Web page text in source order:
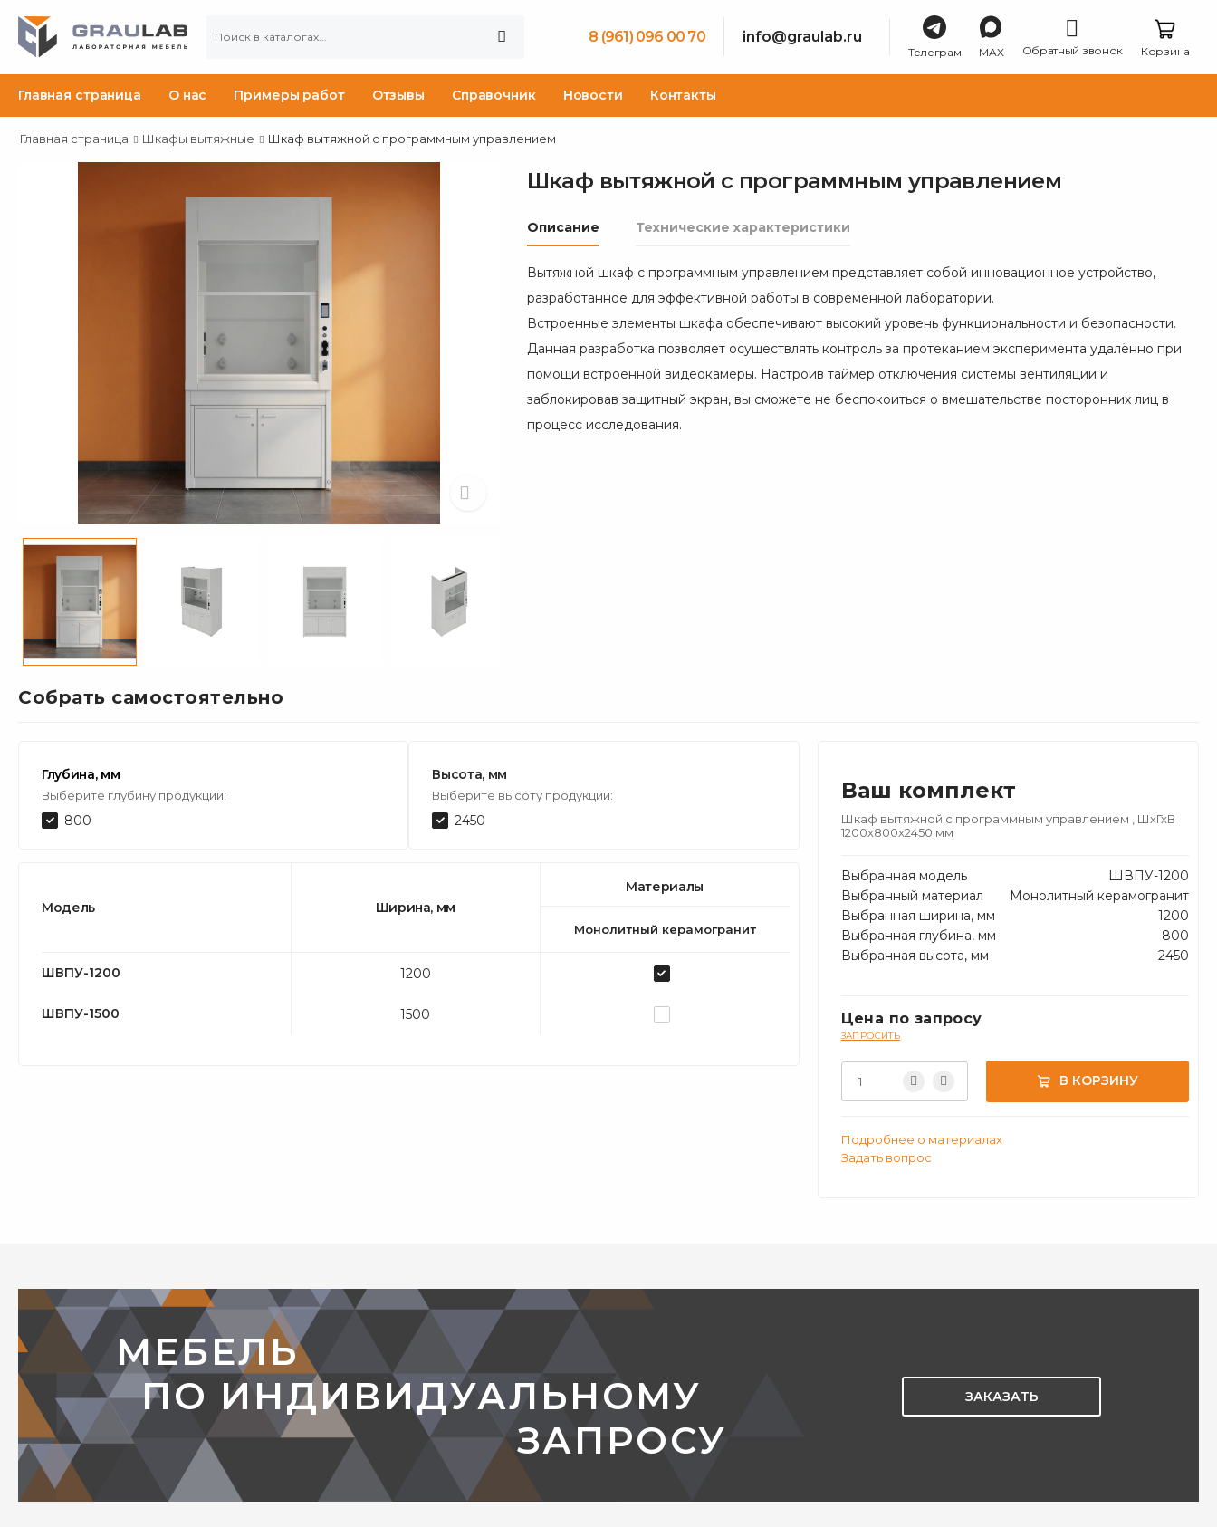
8 (961) 096 00 70 info@graulab.ru
Телеграм MAX Обратный звонок Корзина
Главная страница О нас Примеры работ Отзывы Справочник Новости Контакты
Главная страница Шкафы вытяжные Шкаф вытяжной с программным управлением
Шкаф вытяжной с программным управлением
Описание Технические характеристики
Вытяжной шкаф с программным управлением представляет собой инновационное устройство,
разработанное для эффективной работы в современной лаборатории.
Встроенные элементы шкафа обеспечивают высокий уровень функциональности и безопасности.
Данная разработка позволяет осуществлять контроль за протеканием эксперимента удалённо при
помощи встроенной видеокамеры. Настроив таймер отключения системы вентиляции и
заблокировав защитный экран, вы сможете не беспокоиться о вмешательстве посторонних лиц в
процесс исследования.
Собрать самостоятельно
Глубина, мм
Выберите глубину продукции:
800
Высота, мм
Выберите высоту продукции:
2450
Модель Ширина, мм
Материалы
Монолитный керамогранит
ШВПУ-1200 1200
ШВПУ-1500 1500
Ваш комплект
Шкаф вытяжной с программным управлением
, ШхГхВ
1200x800x2450 мм
Выбранная модель
ШВПУ-1200
Выбранный материал
Монолитный керамогранит
Выбранная ширина, мм
1200
Выбранная глубина, мм
800
Выбранная высота, мм
2450
Цена по запросу
ЗАПРОСИТЬ
В КОРЗИНУ
Подробнее о материалах
Задать вопрос
МЕБЕЛЬ
ПО ИНДИВИДУАЛЬНОМУ
ЗАПРОСУ
ЗАКАЗАТЬ